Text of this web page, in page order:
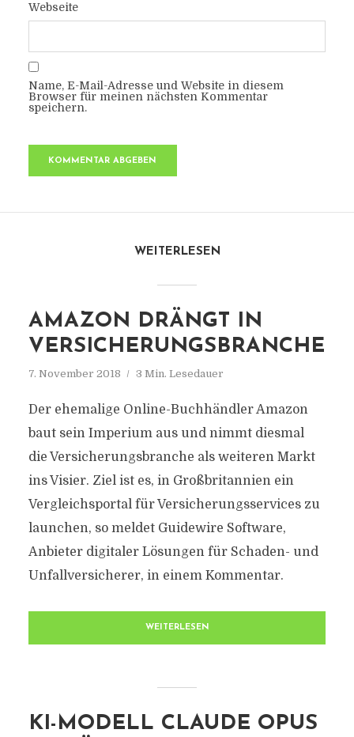
Webseite
Name, E-Mail-Adresse und Website in diesem
Browser für meinen nächsten Kommentar
speichern.
WEITERLESEN
AMAZON DRÄNGT IN
VERSICHERUNGSBRANCHE
7. November 2018 3 Min. Lesedauer
Der ehemalige Online-Buchhändler Amazon
baut sein Imperium aus und nimmt diesmal
die Versicherungsbranche als weiteren Markt
ins Visier. Ziel ist es, in Großbritannien ein
Vergleichsportal für Versicherungsservices zu
launchen, so meldet Guidewire Software,
Anbieter digitaler Lösungen für Schaden- und
Unfallversicherer, in einem Kommentar.
WEITERLESEN
KI-MODELL CLAUDE OPUS